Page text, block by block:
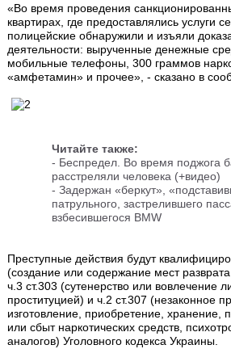
«Во время проведения
квартирах, где предоставлялись услуги
полицейские обнаружили и изъяли
деятельности: вырученные денежные
мобильные телефоны, 300 граммов
«амфетамин» и прочее», - сказано в
Читайте также:
- Беспредел. Во время поджога
расстреляли человека (+видео)
-Задержан «беркут»,
патрульного, застрелившего
взбесившегося BMW
Преступные действия будут
(создание или содержание мест
ч.3 ст.303 (сутенерство или вовлечение
проституцией) и ч.2 ст.307 (незаконное
изготовление, приобретение, хранение,
или сбыт наркотических средств,
аналогов) Уголовного кодекса Украины.